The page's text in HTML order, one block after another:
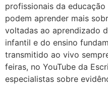
profissionais da
podem aprender mais
voltadas ao aprendizado
infantil e do ensino
transmitido ao vivo
feiras, no YouTube da
especialistas sobre